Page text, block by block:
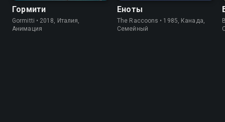
Гормити
Gormitti • 2018, Италия,
Анимация
Еноты
The Raccoons • 1985, Канада,
Cемейный